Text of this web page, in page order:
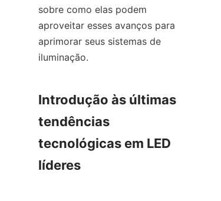
sobre como elas podem
aproveitar esses avanços para
aprimorar seus sistemas de
iluminação.
Introdução às últimas
tendências
tecnológicas em LED
líderes